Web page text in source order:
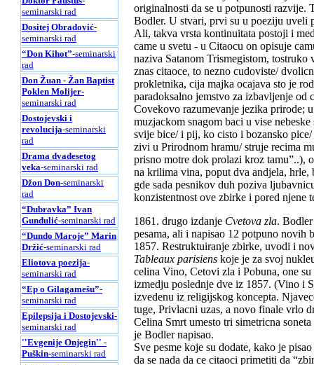
seminarski rad
Dositej Obradović-
seminarski rad
“Don Kihot”-seminarski
rad
Don Žuan - Žan Baptist
Poklen Molijer-
seminarski rad
Dostojevski i
revolucija-seminarski
rad
Drama dvadesetog
veka-seminarski rad
Džon Don-seminarski
rad
“Dubravka” Ivan
Gundulić-seminarski rad
“Dundo Maroje” Marin
Držić-seminarski rad
Eliotova poezija-
seminarski rad
“Ep o Gilagamešu”-
seminarski rad
Epilepsija i Dostojevski-
seminarski rad
''Evgenije Onjegin'' -
Puškin-seminarski rad
originalnosti da se u potpunosti razvije.
Bodler. U stvari, prvi su u poeziju uveli
Ali, takva vrsta kontinuitata postoji i
came u svetu - u Citaocu on opisuje
naziva Satanom Trismegistom,
znas citaoce, to nezno cudoviste/
prokletnika, cija majka ocajava sto je
paradoksalno jemstvo za izbavljenje od
Covekovo razumevanje jezika prirode;
muzjackom snagom baci u vise
svije bice/ i pij, ko cisto i bozansko
zivi u Prirodnom hramu/ struje recima
prisno motre dok prolazi kroz tamu”..),
na krilima vina, poput dva andjela, hrle,
gde sada pesnikov duh poziva
konzistentnost ove zbirke i pored njene
1861. drugo izdanje Cvetova zla.
pesama, ali i napisao 12 potpuno novih
1857. Restruktuiranje zbirke, uvodi i
Tableaux parisiens koje je za svoj
celina Vino, Cetovi zla i Pobuna, one
izmedju poslednje dve iz 1857. (Vino i
izvedenu iz religijskog koncepta.
tuge, Privlacni uzas, a novo finale vrlo
Celina Smrt umesto tri simetricna
je Bodler napisao.
Sve pesme koje su dodate, kako je
da se nada da ce citaoci primetiti da